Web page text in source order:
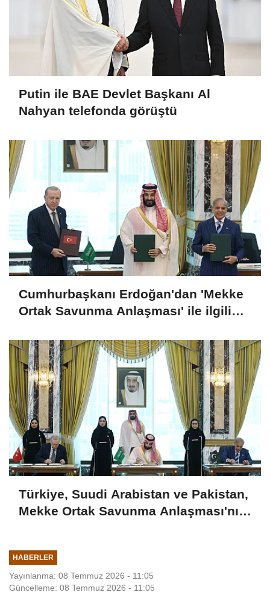
Putin ile BAE Devlet Başkanı Al
Nahyan telefonda görüştü
Cumhurbaşkanı Erdoğan'dan 'Mekke
Ortak Savunma Anlaşması' ile ilgili
Türkiye, Suudi Arabistan ve Pakistan,
Mekke Ortak Savunma Anlaşması'nı
HABERLER
Yayınlanma: 08 Temmuz 2026 - 11:05
Güncelleme: 08 Temmuz 2026 - 11:05